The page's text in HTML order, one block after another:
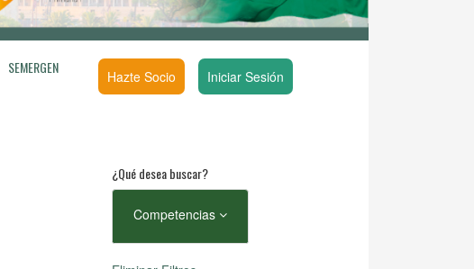
SEMERGEN Hazte Socio Iniciar Sesión
¿Qué desea buscar?
Competencias